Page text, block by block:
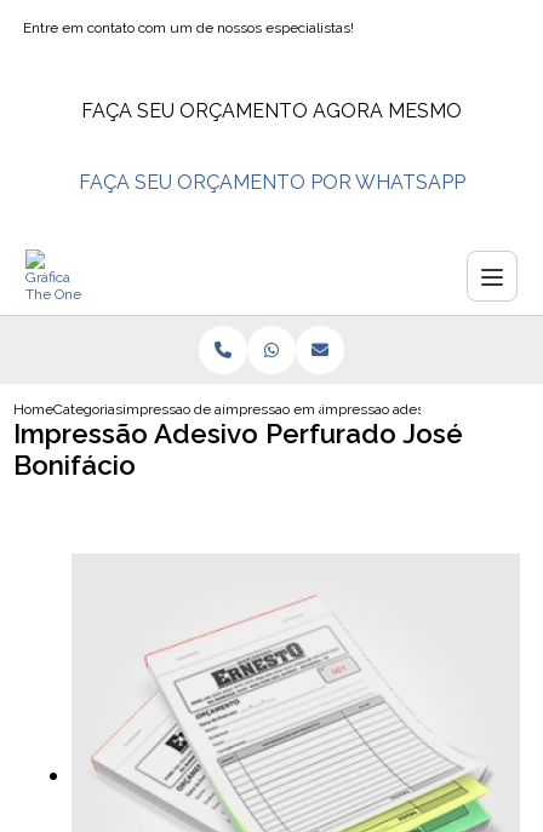
Entre em contato com um de nossos especialistas!
FAÇA SEU ORÇAMENTO AGORA MESMO
FAÇA SEU ORÇAMENTO POR WHATSAPP
HomeCategoriasimpressao de adesivosimpressao em adesivo lacre de seguranca
impressao adesivo perfurado
Impressão Adesivo Perfurado José
Bonifácio